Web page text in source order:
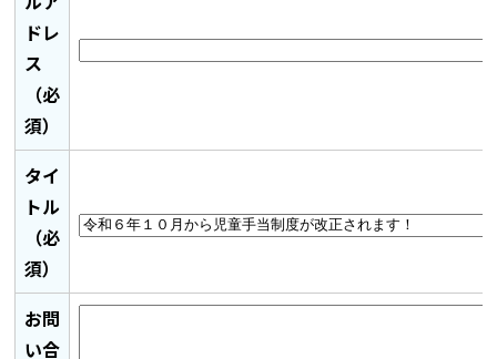
ドレ
ス
（必
須）
タイ
トル
（必
須）
お問
い合